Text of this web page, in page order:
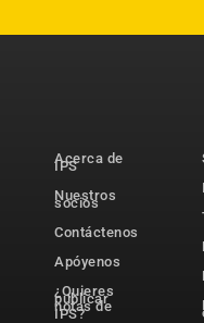
Acerca de
IPS
Nuestros
socios
Contáctenos
Apóyenos
¿Quieres
publicar
notas de
IPS?